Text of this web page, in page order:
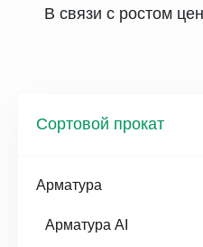
В связи с ростом
Сортовой прокат
Арматура
Арматура AI